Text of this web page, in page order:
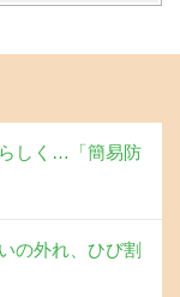
しく…「簡易防
の外れ、ひび割